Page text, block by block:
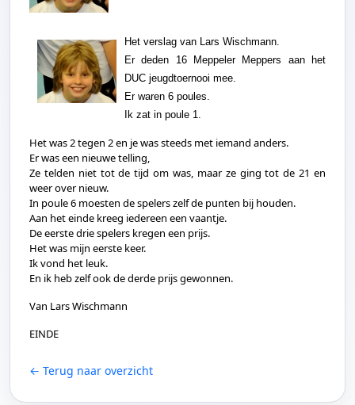
Het verslag van Lars Wischmann.
Er deden 16 Meppeler Meppers aan het
DUC jeugdtoernooi mee.
Er waren 6 poules.
Ik zat in poule 1.
Het was 2 tegen 2 en je was steeds met iemand anders.
Er was een nieuwe telling,
Ze telden niet tot de tijd om was, maar ze ging tot de 21 en
weer over nieuw.
In poule 6 moesten de spelers zelf de punten bij houden.
Aan het einde kreeg iedereen een vaantje.
De eerste drie spelers kregen een prijs.
Het was mijn eerste keer.
Ik vond het leuk.
En ik heb zelf ook de derde prijs gewonnen.
Van Lars Wischmann
EINDE
← Terug naar overzicht